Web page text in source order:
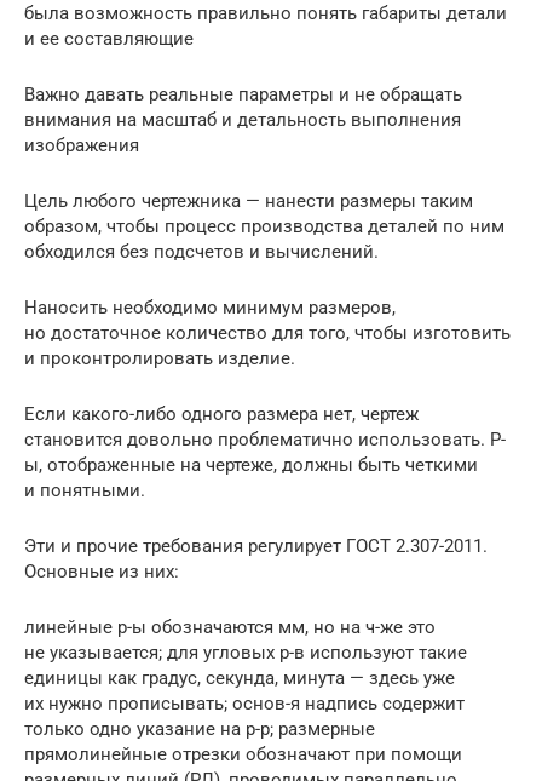
была возможность правильно понять габариты детали
и ее составляющие
Важно давать реальные параметры и не обращать
внимания на масштаб и детальность выполнения
изображения
Цель любого чертежника — нанести размеры таким
образом, чтобы процесс производства деталей по ним
обходился без подсчетов и вычислений.
Наносить необходимо минимум размеров,
но достаточное количество для того, чтобы изготовить
и проконтролировать изделие.
Если какого-либо одного размера нет, чертеж
становится довольно проблематично использовать. Р-
ы, отображенные на чертеже, должны быть четкими
и понятными.
Эти и прочие требования регулирует ГОСТ 2.307-2011.
Основные из них:
линейные р-ы обозначаются мм, но на ч-же это
не указывается; для угловых р-в используют такие
единицы как градус, секунда, минута — здесь уже
их нужно прописывать; основ-я надпись содержит
только одно указание на р-р; размерные
прямолинейные отрезки обозначают при помощи